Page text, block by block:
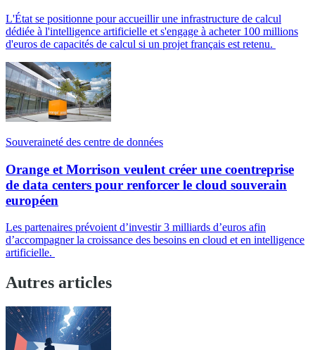
L'État se positionne pour accueillir une infrastructure de calcul
dédiée à l'intelligence artificielle et s'engage à acheter 100 millions
d'euros de capacités de calcul si un projet français est retenu.
Souveraineté des centre de données
Orange et Morrison veulent créer une coentreprise
de data centers pour renforcer le cloud souverain
européen
Les partenaires prévoient d’investir 3 milliards d’euros afin
d’accompagner la croissance des besoins en cloud et en intelligence
artificielle.
Autres articles